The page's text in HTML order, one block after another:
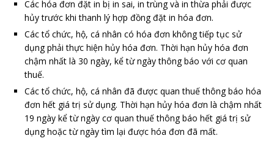
Các hóa đơn đặt in bị in sai, in trùng và in thừa phải được
hủy trước khi thanh lý hợp đồng đặt in hóa đơn.
Các tổ chức, hộ, cá nhân có hóa đơn không tiếp tục sử
dụng phải thực hiện hủy hóa đơn. Thời hạn hủy hóa đơn
chậm nhất là 30 ngày, kể từ ngày thông báo với cơ quan
thuế.
Các tổ chức, hộ, cá nhân đã được quan thuế thông báo hóa
đơn hết giá trị sử dụng. Thời hạn hủy hóa đơn là chậm nhất
19 ngày kể từ ngày cơ quan thuế thông báo hết giá trị sử
dụng hoặc từ ngày tìm lại được hóa đơn đã mất.